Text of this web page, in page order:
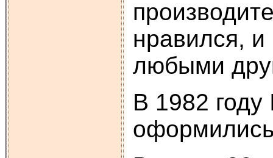
нравился, и
любыми
В 1982